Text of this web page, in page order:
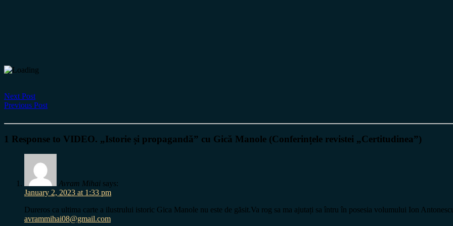
Next Post
Previous Post
1 Response to VIDEO. „Istorie și propagandă” cu Gică Manole (Conferințele revistei „Certitudinea”)
Avram Mihai says:
January 2, 2023 at 1:33 pm
Dureros ca ultima carte a ilustrului istoric Gica Manole nu este de găsit.Va rog sa ma ajutați sa întru în posesia volumului Ion
avrammihai08@gmail.com